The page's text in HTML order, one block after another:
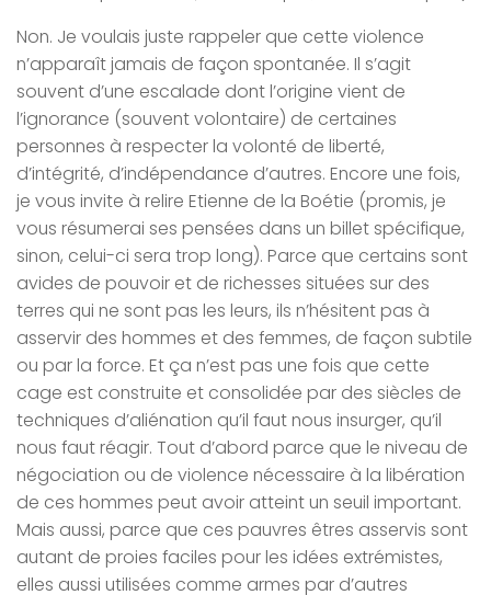
Non. Je voulais juste rappeler que cette violence
n’apparaît jamais de façon spontanée. Il s’agit
souvent d’une escalade dont l’origine vient de
l’ignorance (souvent volontaire) de certaines
personnes à respecter la volonté de liberté,
d’intégrité, d’indépendance d’autres. Encore une fois,
je vous invite à relire Etienne de la Boétie (promis, je
vous résumerai ses pensées dans un billet spécifique,
sinon, celui-ci sera trop long). Parce que certains sont
avides de pouvoir et de richesses situées sur des
terres qui ne sont pas les leurs, ils n’hésitent pas à
asservir des hommes et des femmes, de façon subtile
ou par la force. Et ça n’est pas une fois que cette
cage est construite et consolidée par des siècles de
techniques d’aliénation qu’il faut nous insurger, qu’il
nous faut réagir. Tout d’abord parce que le niveau de
négociation ou de violence nécessaire à la libération
de ces hommes peut avoir atteint un seuil important.
Mais aussi, parce que ces pauvres êtres asservis sont
autant de proies faciles pour les idées extrémistes,
elles aussi utilisées comme armes par d’autres